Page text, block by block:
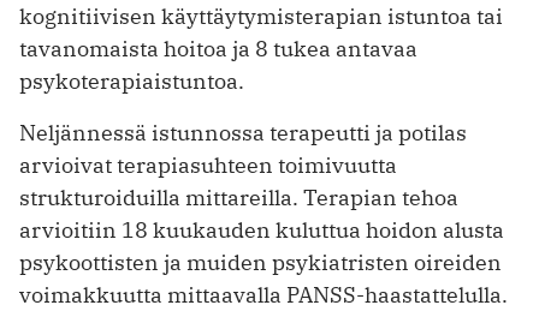
kognitiivisen käyttäytymisterapian istuntoa tai
tavanomaista hoitoa ja 8 tukea antavaa
psykoterapiaistuntoa.
Neljännessä istunnossa terapeutti ja potilas
arvioivat terapiasuhteen toimivuutta
strukturoiduilla mittareilla. Terapian tehoa
arvioitiin 18 kuukauden kuluttua hoidon alusta
psykoottisten ja muiden psykiatristen oireiden
voimakkuutta mittaavalla PANSS-haastattelulla.